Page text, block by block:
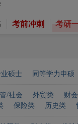
考前冲刺 考研
硕士 同等学力申硕
/社会 外贸类
财
保险类 历史类